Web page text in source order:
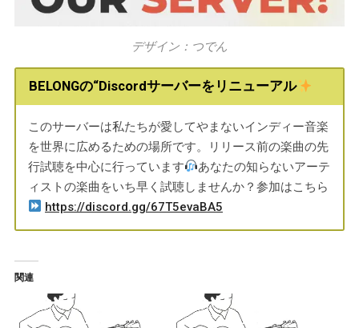
デザイン：つでん
BELONGの“Discordサーバーをリニューアル
このサーバーは私たちが愛してやまないインディー音楽
を世界に広めるための場所です。リリース前の楽曲の先
行試聴を中心に行っています
あなたの知らないアーテ
ィストの楽曲をいち早く試聴しませんか？参加はこちら
https://discord.gg/67T5evaBA5
関連